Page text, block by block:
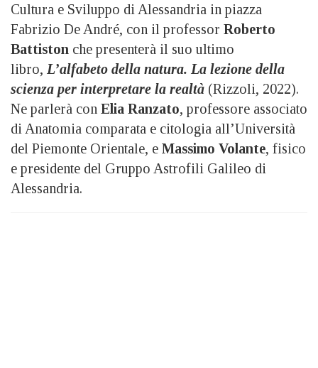
Cultura e Sviluppo di Alessandria in piazza
Fabrizio De André, con il professor Roberto
Battiston che presenterà il suo ultimo
libro, L’alfabeto della natura. La lezione della
scienza per interpretare la realtà (Rizzoli, 2022).
Ne parlerà con Elia Ranzato, professore associato
di Anatomia comparata e citologia all’Università
del Piemonte Orientale, e Massimo Volante, fisico
e presidente del Gruppo Astrofili Galileo di
Alessandria.